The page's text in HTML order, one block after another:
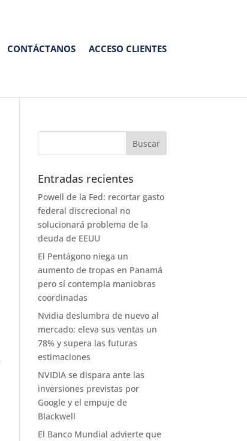
CONTÁCTANOS ACCESO CLIENTES
Entradas recientes
Powell de la Fed: recortar gasto
federal discrecional no
solucionará problema de la
deuda de EEUU
El Pentágono niega un
aumento de tropas en Panamá
pero sí contempla maniobras
coordinadas
Nvidia deslumbra de nuevo al
mercado: eleva sus ventas un
78% y supera las futuras
estimaciones
NVIDIA se dispara ante las
inversiones previstas por
Google y el empuje de
Blackwell
El Banco Mundial advierte que